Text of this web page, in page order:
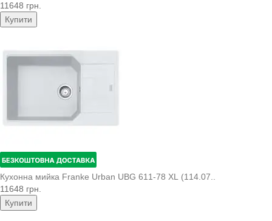
11648 грн.
Купити
Кухонна мийка Franke Urban UBG 611-78 XL (114.07..
11648 грн.
Купити